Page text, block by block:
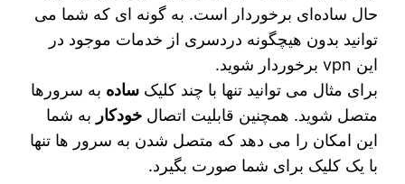
حال ساده‌ای برخوردار است. به گونه ای که شما می‌
توانید بدون هیچگونه دردسری از خدمات موجود در
این vpn برخوردار شوید.
برای مثال می‌‌ توانید تنها با چند کلیکساده به سرورها
متصل شوید. همچنین قابلیت اتصالخودکار به شما
این امکان را می دهد که متصل شدن به سرور ها تنها
با یک کلیک برای شما صورت بگیرد.